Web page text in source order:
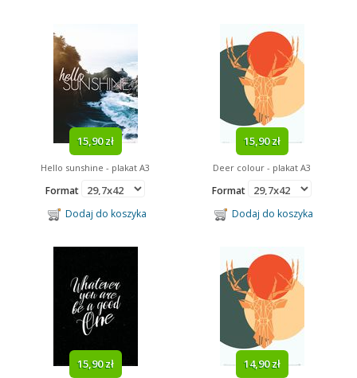
15,90 zł
Hello sunshine - plakat A3
Format
Dodaj do koszyka
15,90 zł
Deer colour - plakat A3
Format
Dodaj do koszyka
15,90 zł 14,90 zł